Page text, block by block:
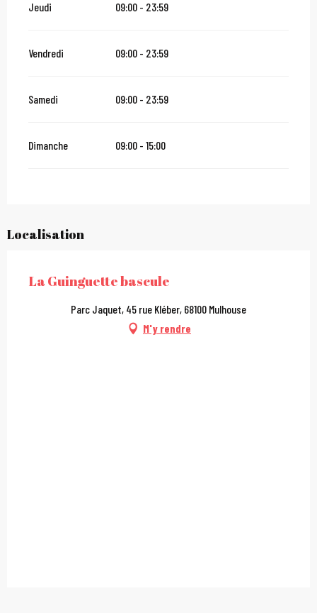
Jeudi 09:00 - 23:59
Vendredi 09:00 - 23:59
Samedi 09:00 - 23:59
Dimanche 09:00 - 15:00
Localisation
La Guinguette bascule
Parc Jaquet, 45 rue Kléber, 68100 Mulhouse
M'y rendre